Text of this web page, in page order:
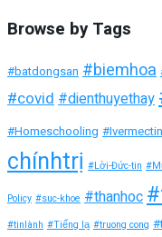
Browse by Tags
#batdongsan #biemhoa
#covid#dienthuyethay
#Homeschooling #Ivermectin
chínhtrị #Lời-Đức-tin
Policy #suc-khoe #thanhoc
#tinlành #Tiếng lạ #truong cong